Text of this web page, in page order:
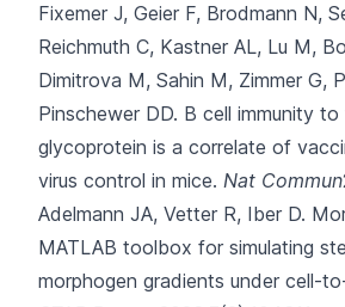
Fixemer J, Geier F, Brodmann N,
Reichmuth C, Kastner AL, Lu M,
Dimitrova M, Sahin M, Zimmer G,
Pinschewer DD. B cell immunity
glycoprotein is a correlate of
virus control in mice. Nat Commun
Adelmann JA, Vetter R, Iber D.
MATLAB toolbox for simulating
morphogen gradients under cell-